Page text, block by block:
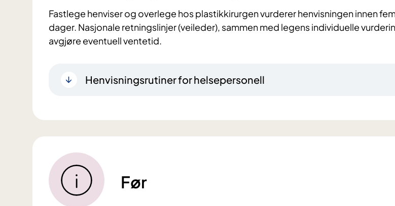
Fastlege henviser og overlege hos plastikkirurgen vurderer henvisningen innen
dager. Nasjonale retningslinjer (veileder), sammen med legens individuelle
avgjøre eventuell ventetid.
Henvisningsrutiner for helsepersonell
Før